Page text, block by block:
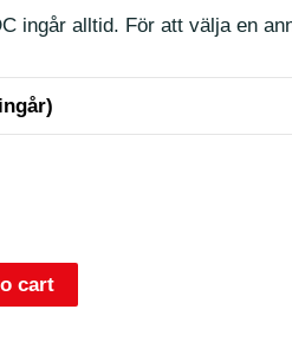
ingår alltid. För att välja en
cart